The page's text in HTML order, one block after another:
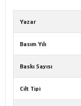
Yazar
Basım Yılı
Baskı Sayısı
Cilt Tipi